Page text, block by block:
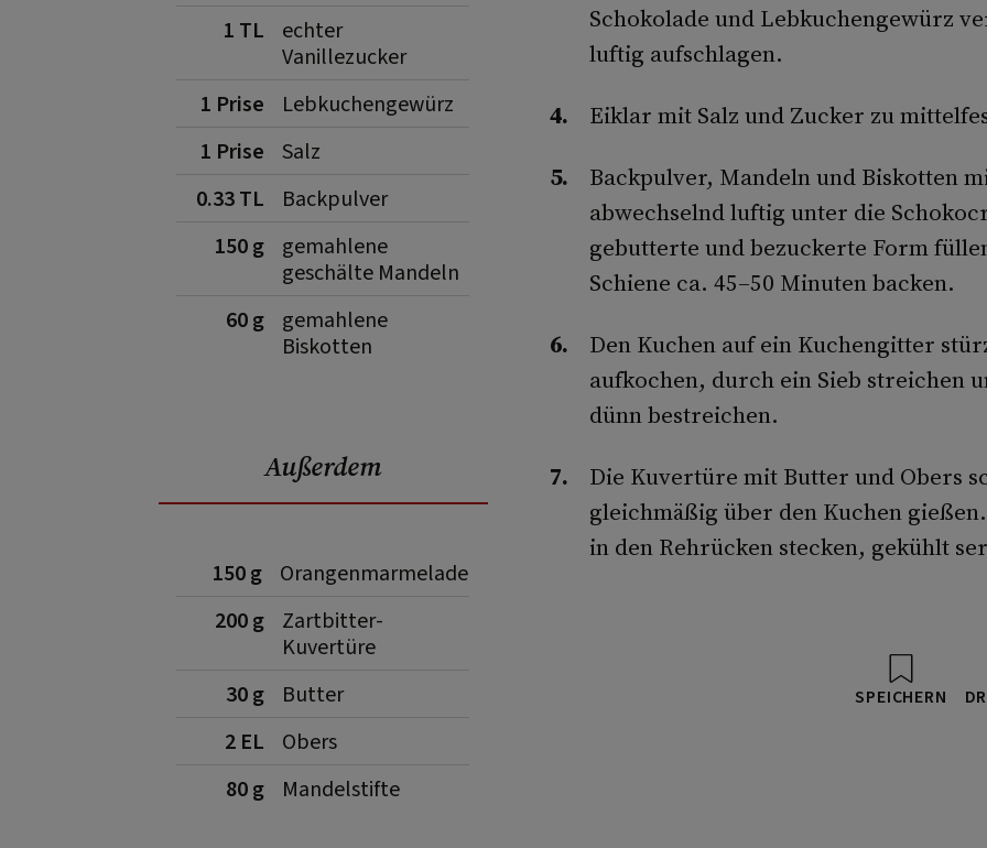
1 TL
echter
Vanillezucker
1 Prise
Lebkuchengewürz
1 Prise
Salz
0.33 TL
Backpulver
150 g
gemahlene
geschälte Mandeln
60 g
gemahlene
Biskotten
Außerdem
150 g
Orangenmarmelade
200 g
Zartbitter-
Kuvertüre
30 g
Butter
2 EL
Obers
80 g
Mandelstifte
Schokolade und Lebkuchengewürz
luftig aufschlagen.
Eiklar mit Salz und Zucker zu
Backpulver, Mandeln und Biskotten
abwechselnd luftig unter die
gebutterte und bezuckerte Form
Schiene ca. 45–50 Minuten backen.
Den Kuchen auf ein Kuchengitter
aufkochen, durch ein Sieb streichen
dünn bestreichen.
Die Kuvertüre mit Butter und Obers
gleichmäßig über den Kuchen
in den Rehrücken stecken, gekühlt
SPEICHERN